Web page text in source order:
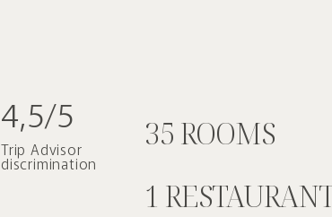
4,5/5
Trip Advisor
discrimination
35 ROOMS
1